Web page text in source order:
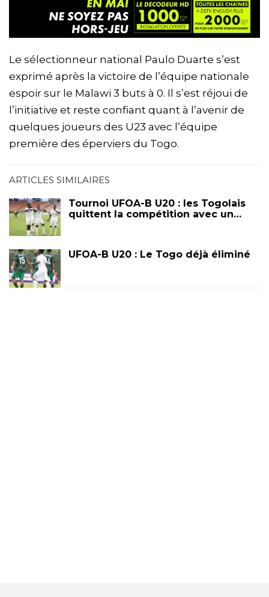
Le sélectionneur national Paulo Duarte s’est
exprimé après la victoire de l’équipe nationale
espoir sur le Malawi 3 buts à 0. Il s’est réjoui de
l’initiative et reste confiant quant à l’avenir de
quelques joueurs des U23 avec l’équipe
première des éperviers du Togo.
ARTICLES SIMILAIRES
Tournoi UFOA-B U20 : les Togolais
quittent la compétition avec un…
UFOA-B U20 : Le Togo déjà éliminé